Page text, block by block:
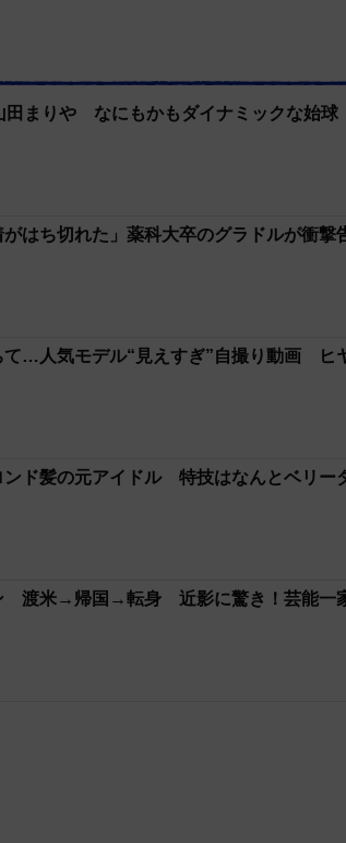
田まりや なにもかもダイナミックな始球
がはち切れた」薬科大卒のグラドルが衝撃
て…人気モデル“見えすぎ”自撮り動画 ヒ
ド髪の元アイドル 特技はなんとベリー
ン 渡米→帰国→転身 近影に驚き！芸能一